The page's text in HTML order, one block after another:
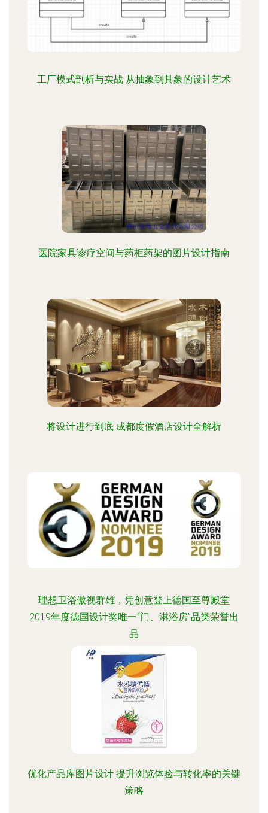
工厂模式剖析与实战 从抽象到具象的设计艺术
医院家具诊疗空间与药柜药架的图片设计指南
将设计进行到底 成都度假酒店设计全解析
理想卫浴傲视群雄，凭创意登上德国至尊殿堂
2019年度德国设计奖唯一“门、淋浴房”品类荣誉出
品
优化产品库图片设计 提升浏览体验与转化率的关键
策略